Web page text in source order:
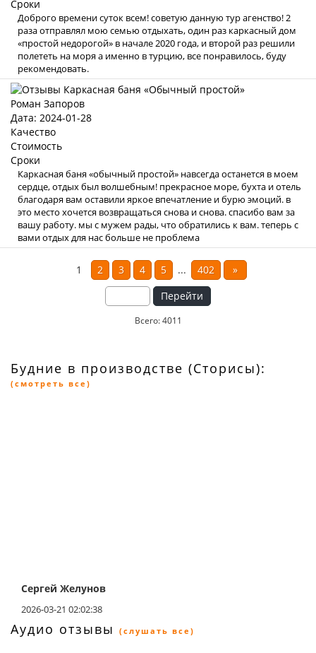
Сроки
Доброго времени суток всем! советую данную тур агенство! 2
раза отправлял мою семью отдыхать, один раз каркасный дом
«простой недорогой» в начале 2020 года, и второй раз решили
полететь на моря а именно в турцию, все понравилось, буду
рекомендовать.
Роман Запоров
Дата: 2024-01-28
Качество
Стоимость
Сроки
Каркасная баня «обычный простой» навсегда останется в моем
сердце, отдых был волшебным! прекрасное море, бухта и отель
благодаря вам оставили яркое впечатление и бурю эмоций. в
это место хочется возвращаться снова и снова. спасибо вам за
вашу работу. мы с мужем рады, что обратились к вам. теперь с
вами отдых для нас больше не проблема
1 2 3 4 5 ... 402
»
Перейти
Всего: 4011
Будние в производстве (Сторисы):
(смотреть все)
Сергей Желунов
2026-03-21 02:02:38
Аудио отзывы (слушать все)